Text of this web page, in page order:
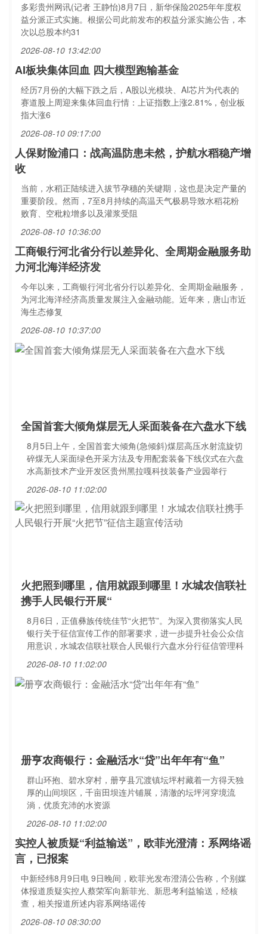
多彩贵州网讯(记者 王静怡)8月7日，新华保险2025年年度权
益分派正式实施。根据公司此前发布的权益分派实施公告，本
次以总股本约31
2026-08-10 13:42:00
AI板块集体回血 四大模型跑输基金
经历7月份的大幅下跌之后，A股以光模块、AI芯片为代表的
赛道股上周迎来集体回血行情：上证指数上涨2.81%，创业板
指大涨6
2026-08-10 09:17:00
人保财险浦口：战高温防患未然，护航水稻稳产增
收
当前，水稻正陆续进入拔节孕穗的关键期，这也是决定产量的
重要阶段。然而，7至8月持续的高温天气极易导致水稻花粉
败育、空秕粒增多以及灌浆受阻
2026-08-10 10:36:00
工商银行河北省分行以差异化、全周期金融服务助
力河北海洋经济发
今年以来，工商银行河北省分行以差异化、全周期金融服务，
为河北海洋经济高质量发展注入金融动能。近年来，唐山市近
海生态修复
2026-08-10 10:37:00
全国首套大倾角煤层无人采面装备在六盘水下线
8月5日上午，全国首套大倾角(急倾斜)煤层高压水射流旋切
碎煤无人采面绿色开采方法及专用配套装备下线仪式在六盘
水高新技术产业开发区贵州黑拉嘎科技装备产业园举行
2026-08-10 11:02:00
火把照到哪里，信用就跟到哪里！水城农信联社
携手人民银行开展“
8月6日，正值彝族传统佳节“火把节”。为深入贯彻落实人民
银行关于征信宣传工作的部署要求，进一步提升社会公众信
用意识，水城农信联社联合人民银行六盘水分行征信管理科
2026-08-10 11:02:00
册亨农商银行：金融活水“贷”出年年有“鱼”
群山环抱、碧水穿村，册亨县冗渡镇坛坪村藏着一方得天独
厚的山间坝区，千亩田坝连片铺展，清澈的坛坪河穿境流
淌，优质充沛的水资源
2026-08-10 11:02:00
实控人被质疑“利益输送”，欧菲光澄清：系网络谣
言，已报案
中新经纬8月9日电 9日晚间，欧菲光发布澄清公告称，个别媒
体报道质疑实控人蔡荣军向新菲光、新思考利益输送，经核
查，相关报道所述内容系网络谣传
2026-08-10 08:30:00